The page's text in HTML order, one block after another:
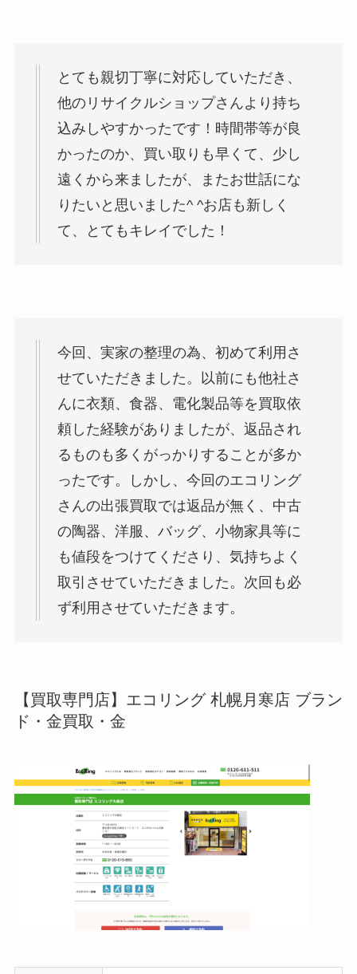
とても親切丁寧に対応していただき、
他のリサイクルショップさんより持ち
込みしやすかったです！時間帯等が良
かったのか、買い取りも早くて、少し
遠くから来ましたが、またお世話にな
りたいと思いました^ ^お店も新しく
て、とてもキレイでした！
今回、実家の整理の為、初めて利用さ
せていただきました。以前にも他社さ
んに衣類、食器、電化製品等を買取依
頼した経験がありましたが、返品され
るものも多くがっかりすることが多か
ったです。しかし、今回のエコリング
さんの出張買取では返品が無く、中古
の陶器、洋服、バッグ、小物家具等に
も値段をつけてくださり、気持ちよく
取引させていただきました。次回も必
ず利用させていただきます。
【買取専門店】エコリング 札幌月寒店 ブラン
ド・金買取・金